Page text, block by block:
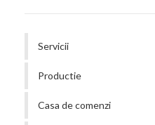
Servicii
Productie
Casa de comenzi